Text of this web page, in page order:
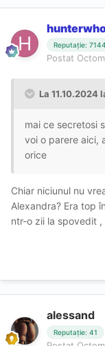
Reputație: 7144
Postat
La 11.10.2024
mai ce secretosi
voi o parere aici,
orice
Chiar niciunul nu
Alexandra? Era top
ntr-o zii la spovedit
alessand
Reputație: 41